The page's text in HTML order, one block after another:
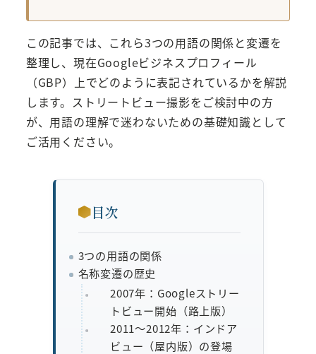
この記事では、これら3つの用語の関係と変遷を
整理し、現在Googleビジネスプロフィール
（GBP）上でどのように表記されているかを解説
します。ストリートビュー撮影をご検討中の方
が、用語の理解で迷わないための基礎知識として
ご活用ください。
目次
3つの用語の関係
名称変遷の歴史
2007年：Googleストリー
トビュー開始（路上版）
2011〜2012年：インドア
ビュー（屋内版）の登場